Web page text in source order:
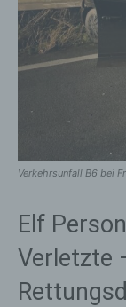
Verkehrsunfall B6 bei
Elf
Verletzte